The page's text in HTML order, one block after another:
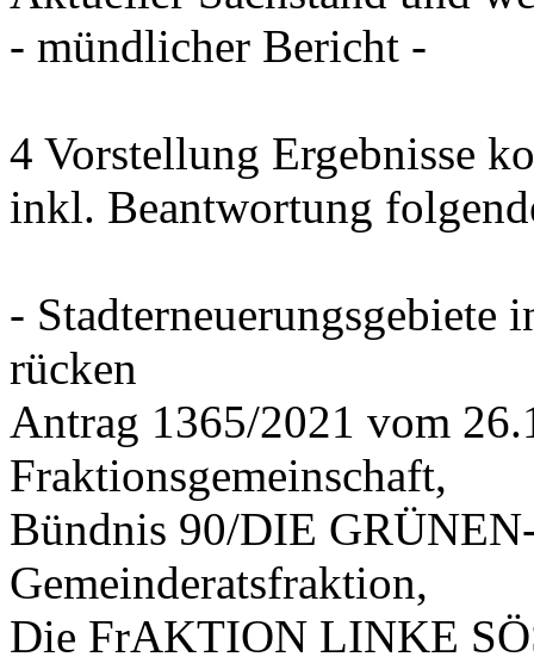
- mündlicher Bericht -
4 Vorstellung Ergebnisse
inkl. Beantwortung
- Stadterneuerungsgebiete
rücken
Antrag 1365/2021 vom
Fraktionsgemeinschaft,
Bündnis 90/DIE
Gemeinderatsfraktion,
Die FrAKTION LINKE